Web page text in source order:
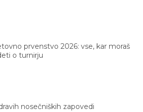
prvenstvo 2026: vse, kar moraš
o turnirju
nosečniških zapovedi